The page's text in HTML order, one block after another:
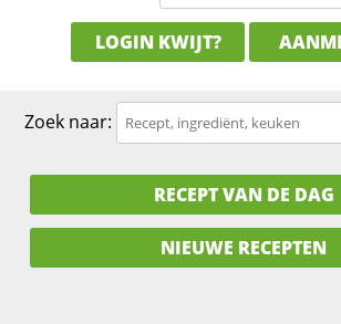
LOGIN KWIJT?
Zoek naar:
RECEPT VAN DE DAG
NIEUWE RECEPTEN